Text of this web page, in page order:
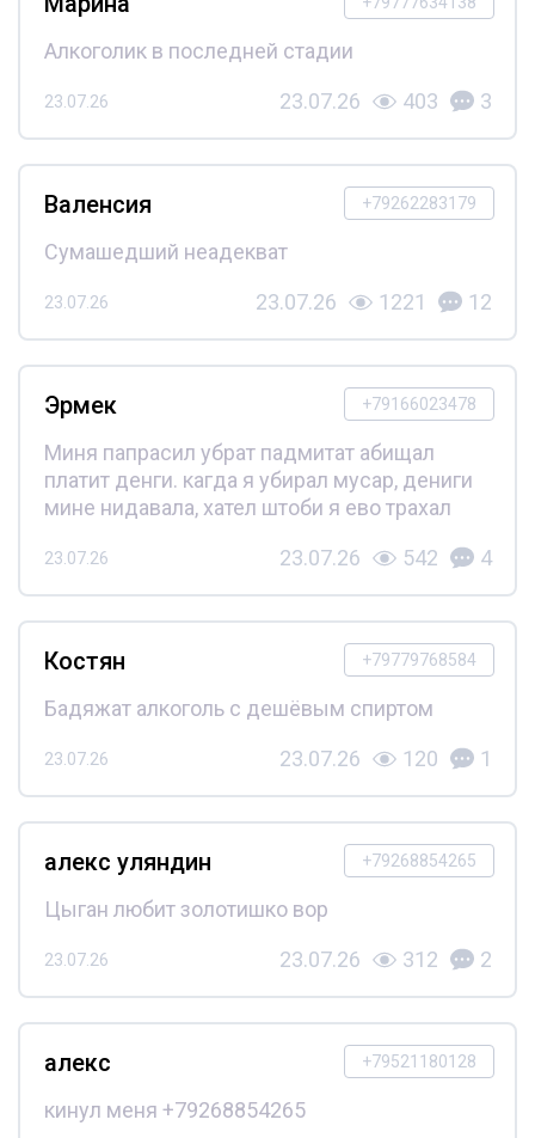
Алкоголик в последней стадии
23.07.26 23.07.26 403 3
+79262283179
Валенсия
Сумашедший неадекват
23.07.26 23.07.26 1221 12
+79166023478
Эрмек
Миня папрасил убрат падмитат абищал
платит денги. кагда я убирал мусар, дениги
мине нидавала, хател штоби я ево трахал
23.07.26 23.07.26 542 4
+79779768584
Костян
Бадяжат алкоголь с дешёвым спиртом
23.07.26 23.07.26 120 1
+79268854265
алекс уляндин
Цыган любит золотишко вор
23.07.26 23.07.26 312 2
+79521180128
алекс
кинул меня +79268854265